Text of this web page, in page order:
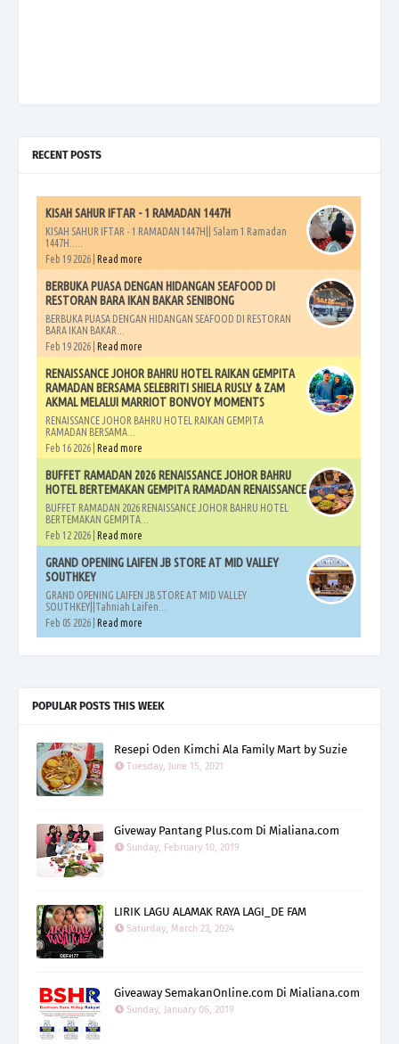
RECENT POSTS
KISAH SAHUR IFTAR - 1 RAMADAN 1447H
KISAH SAHUR IFTAR - 1 RAMADAN 1447H|| Salam 1 Ramadan
1447H.....
Feb 19 2026 | Read more
BERBUKA PUASA DENGAN HIDANGAN SEAFOOD DI
RESTORAN BARA IKAN BAKAR SENIBONG
BERBUKA PUASA DENGAN HIDANGAN SEAFOOD DI RESTORAN
BARA IKAN BAKAR...
Feb 19 2026 | Read more
RENAISSANCE JOHOR BAHRU HOTEL RAIKAN GEMPITA
RAMADAN BERSAMA SELEBRITI SHIELA RUSLY & ZAM
AKMAL MELALUI MARRIOT BONVOY MOMENTS
RENAISSANCE JOHOR BAHRU HOTEL RAIKAN GEMPITA
RAMADAN BERSAMA...
Feb 16 2026 | Read more
BUFFET RAMADAN 2026 RENAISSANCE JOHOR BAHRU
HOTEL BERTEMAKAN GEMPITA RAMADAN RENAISSANCE
BUFFET RAMADAN 2026 RENAISSANCE JOHOR BAHRU HOTEL
BERTEMAKAN GEMPITA...
Feb 12 2026 | Read more
GRAND OPENING LAIFEN JB STORE AT MID VALLEY
SOUTHKEY
GRAND OPENING LAIFEN JB STORE AT MID VALLEY
SOUTHKEY||Tahniah Laifen...
Feb 05 2026 | Read more
POPULAR POSTS THIS WEEK
Resepi Oden Kimchi Ala Family Mart by Suzie
Tuesday, June 15, 2021
Giveway Pantang Plus.com Di Mialiana.com
Sunday, February 10, 2019
LIRIK LAGU ALAMAK RAYA LAGI_DE FAM
Saturday, March 23, 2024
Giveaway SemakanOnline.com Di Mialiana.com
Sunday, January 06, 2019